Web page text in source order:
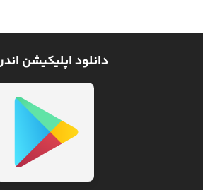
دانلود اپلیکیشن